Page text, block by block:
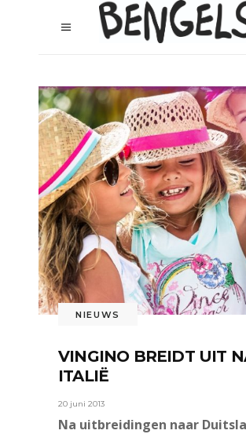
NIEUWS
VINGINO BREIDT UIT
ITALIË
20 juni 2013
Na uitbreidingen naar